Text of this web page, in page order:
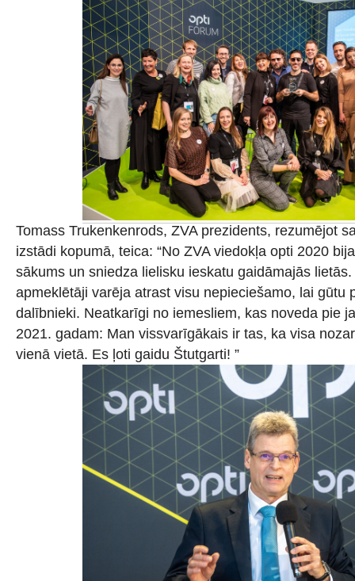
Tomass Trukenkenrods, ZVA prezidents, rezumējot
izstādi kopumā, teica: “No ZVA viedokļa opti 2020
sākums un sniedza lielisku ieskatu gaidāmajās
apmeklētāji varēja atrast visu nepieciešamo, lai gūtu
dalībnieki. Neatkarīgi no iemesliem, kas noveda pie
2021. gadam: Man vissvarīgākais ir tas, ka visa
vienā vietā. Es ļoti gaidu Štutgarti! ”